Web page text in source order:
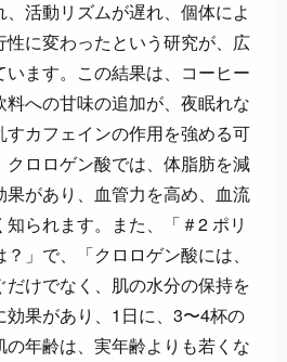
活動リズムが遅れ、個体によ
性に変わったという研究が、広
ます。この結果は、コーヒー
への甘味の追加が、夜眠れな
すカフェインの作用を強める可
ロロゲン酸では、体脂肪を減
果があり、血管力を高め、血流
られます。また、「＃2 ポリ
」で、「クロロゲン酸には、
だけでなく、肌の水分の保持を
果があり、1日に、3〜4杯の
の年齢は、実年齢よりも若くな